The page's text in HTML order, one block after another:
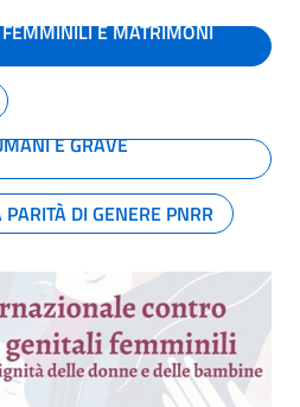
E MATRIMONI
E GRAVE
DI GENERE PNRR